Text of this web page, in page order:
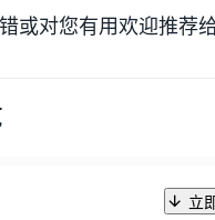
或对您有用欢迎推荐
立